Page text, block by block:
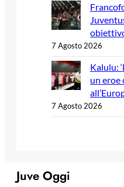
7 Agosto 2026
Kalulu:
un eroe
7 Agosto 2026
Juve Oggi